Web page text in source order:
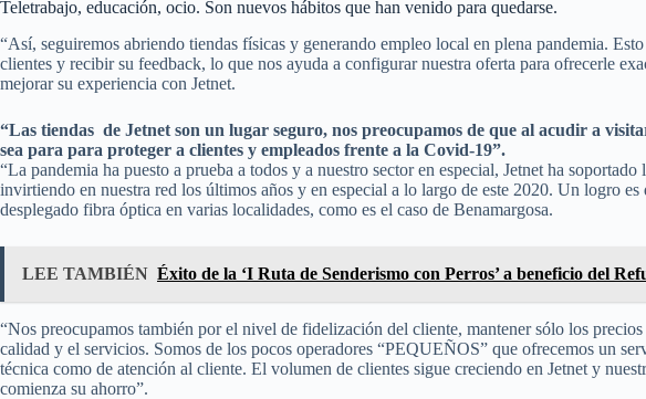
Teletrabajo, educación, ocio. Son nuevos hábitos que han venido para quedarse.
“Así, seguiremos abriendo tiendas físicas y generando empleo local en plena pandemia.
clientes y recibir su feedback, lo que nos ayuda a configurar nuestra oferta para ofrecerle
mejorar su experiencia con Jetnet.
“Las tiendas de Jetnet son un lugar seguro, nos preocupamos de que al acudir a
sea para para proteger a clientes y empleados frente a la Covid-19”.
“La pandemia ha puesto a prueba a todos y a nuestro sector en especial, Jetnet ha
invirtiendo en nuestra red los últimos años y en especial a lo largo de este 2020. Un logro es
desplegado fibra óptica en varias localidades, como es el caso de Benamargosa.
LEE TAMBIÉN Éxito de la ‘I Ruta de Senderismo con Perros’ a beneficio del
“Nos preocupamos también por el nivel de fidelización del cliente, mantener sólo los
calidad y el servicios. Somos de los pocos operadores “PEQUEÑOS” que ofrecemos un
técnica como de atención al cliente. El volumen de clientes sigue creciendo en Jetnet y
comienza su ahorro”.